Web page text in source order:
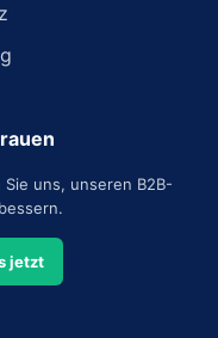
uns, unseren B2B-
jetzt